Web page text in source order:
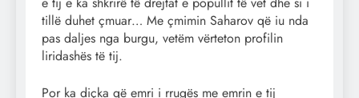
tillë duhet çmuar… Me çmimin Saharov që iu nda
pas daljes nga burgu, vetëm vërteton profilin
liridashës të tij.
Por ka diçka që emri i rrugës me emrin e tij